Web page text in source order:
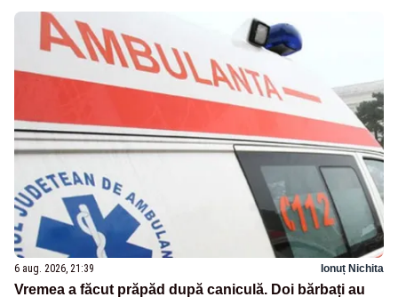
6 aug. 2026, 21:39 Ionuț Nichita
Vremea a făcut prăpăd după caniculă. Doi bărbați au